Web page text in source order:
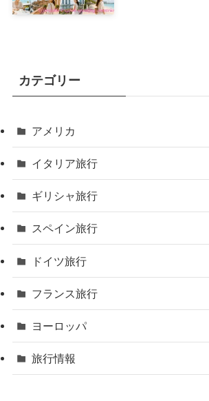
カテゴリー
アメリカ
イタリア旅行
ギリシャ旅行
スペイン旅行
ドイツ旅行
フランス旅行
ヨーロッパ
旅行情報